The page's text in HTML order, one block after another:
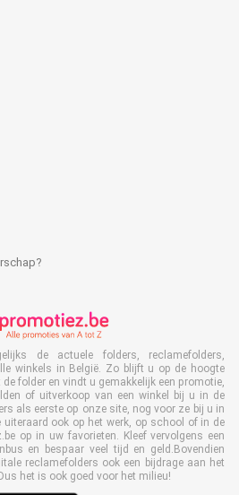
de actuele folders, reclamefolders,
winkels in België. Zo blijft u op de hoogte
folder en vindt u gemakkelijk een promotie,
of uitverkoop van een winkel bij u in de
als eerste op onze site, nog voor ze bij u in
uiteraard ook op het werk, op school of in de
op in uw favorieten. Kleef vervolgens een
en bespaar veel tijd en geld.Bovendien
reclamefolders ook een bijdrage aan het
het is ook goed voor het milieu!